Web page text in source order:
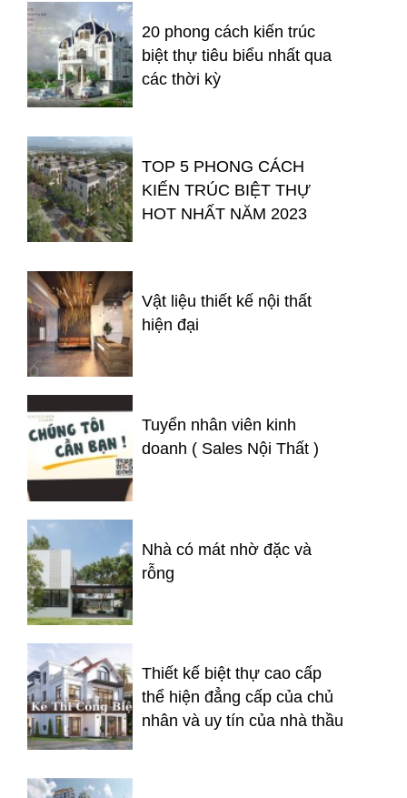
20 phong cách kiến trúc
biệt thự tiêu biểu nhất qua
các thời kỳ
TOP 5 PHONG CÁCH
KIẾN TRÚC BIỆT THỰ
HOT NHẤT NĂM 2023
Vật liệu thiết kế nội thất
hiện đại
Tuyển nhân viên kinh
doanh ( Sales Nội Thất )
Nhà có mát nhờ đặc và
rỗng
Thiết kế biệt thự cao cấp
thể hiện đẳng cấp của chủ
nhân và uy tín của nhà thầu